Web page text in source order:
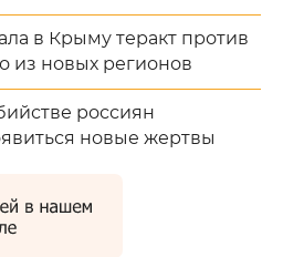
в Крыму теракт против
из новых регионов
россиян
новые жертвы